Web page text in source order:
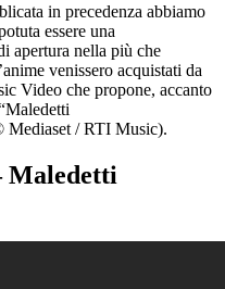
in precedenza abbiamo
essere una
apertura nella più che
venissero acquistati da
Video che propone, accanto
Mediaset / RTI Music).
Maledetti